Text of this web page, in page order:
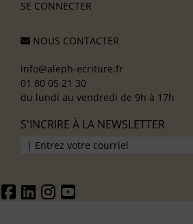
SE CONNECTER
NOUS CONTACTER
info@aleph-ecriture.fr
01 80 05 21 30
du lundi au vendredi de 9h à 17h
S'INCRIRE À LA NEWSLETTER